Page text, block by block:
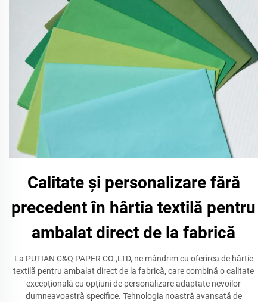
Calitate și personalizare fără
precedent în hârtia textilă pentru
ambalat direct de la fabrică
La PUTIAN C&Q PAPER CO.,LTD, ne mândrim cu oferirea de hârtie
textilă pentru ambalat direct de la fabrică, care combină o calitate
excepțională cu opțiuni de personalizare adaptate nevoilor
dumneavoastră specifice. Tehnologia noastră avansată de